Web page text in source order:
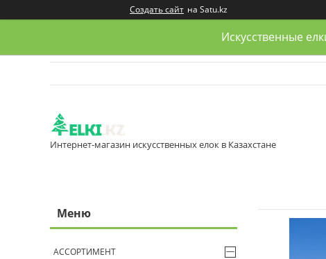
Создать сайт на Satu.kz
Искусственные
Интернет-магазин искусственных елок в Казахстане
АССОРТИМЕНТ